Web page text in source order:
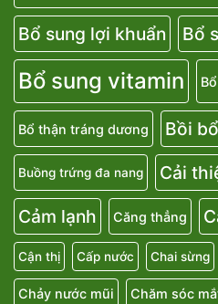
Bổ sung lợi khuẩn Bổ
Bổ sung vitamin
Bổ thận tráng dương Bồi
Buồng trứng đa nang Cải
Cảm lạnh Căng thẳng
Cận thị Cấp nước Chai sừng
Chảy nước mũi Chăm sóc